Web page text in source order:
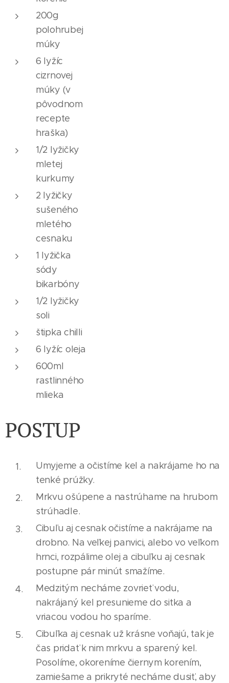
200g
polohrubej
múky
6 lyžíc
cizrnovej
múky (v
pôvodnom
recepte
hraška)
1/2 lyžičky
mletej
kurkumy
2 lyžičky
sušeného
mletého
cesnaku
1 lyžička
sódy
bikarbóny
1/2 lyžičky
soli
štipka chilli
6 lyžíc oleja
600ml
rastlinného
mlieka
POSTUP
Umyjeme a očistíme kel a nakrájame ho na
tenké prúžky.
Mrkvu ošúpene a nastrúhame na hrubom
strúhadle.
Cibuľu aj cesnak očistíme a nakrájame na
drobno. Na veľkej panvici, alebo vo veľkom
hrnci, rozpálime olej a cibuľku aj cesnak
postupne pár minút smažíme.
Medzitým necháme zovrieť vodu,
nakrájaný kel presunieme do sitka a
vriacou vodou ho sparíme.
Cibuľka aj cesnak už krásne voňajú, tak je
čas pridať k nim mrkvu a sparený kel.
Posolíme, okoreníme čiernym korením,
zamiešame a prikryté necháme dusiť, aby